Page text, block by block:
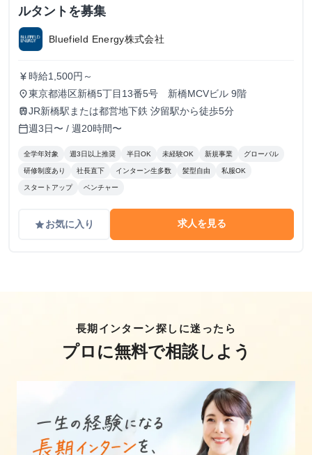
ルタントを募集
Bluefield Energy株式会社
currency_yen 時給1,500円～
place東京都港区新橋5丁目13番5号 新橋MCVビル 9階
trainJR新橋駅または都営地下鉄 汐留駅から徒歩5分
calendar_today週3日〜 / 週20時間〜
全学年対象 週3日以上推奨 半日OK 未経験OK 新規事業 グローバル
研修制度あり 社長直下 インターン生多数 髪型自由 私服OK
スタートアップ ベンチャー
gradeお気に入り 求人を見る
長期インターン探しに迷ったら
プロに無料で相談しよう